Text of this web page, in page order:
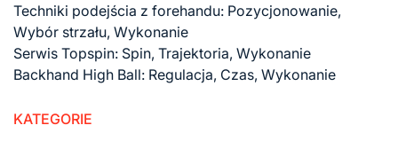
Techniki podejścia z forehandu: Pozycjonowanie,
Wybór strzału, Wykonanie
Serwis Topspin: Spin, Trajektoria, Wykonanie
Backhand High Ball: Regulacja, Czas, Wykonanie
KATEGORIE